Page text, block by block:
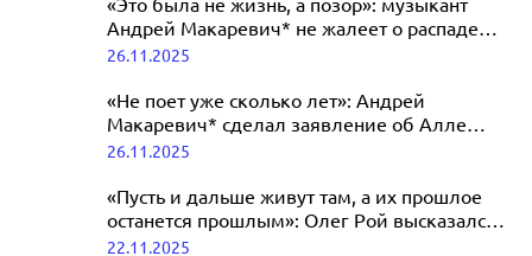
иноагентом из-за нерелевантного
поведения
Андрей Макаревич* не жалеет о распаде
СССР
26.11.2025
«Не поет уже сколько лет»: Андрей
Макаревич* сделал заявление об Алле
Пугачевой
26.11.2025
«Пусть и дальше живут там, а их прошлое
останется прошлым»: Олег Рой высказался
о Пугачевой и Макаревиче*
22.11.2025